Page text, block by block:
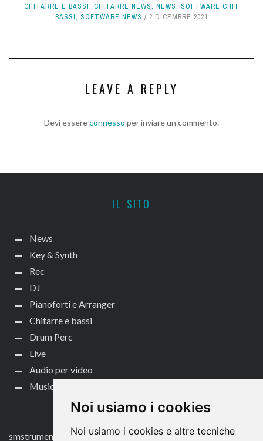
Noi usiamo i cookies
Noi usiamo i cookies e altre tecniche
CHITARRE E BASSI, CHITARRE NEWS, NEWS, SOFTWARE CHIT
BASSI, SOFTWARE NEWS 2 DICEMBRE 2021
LEAVE A REPLY
Devi essereconnesso per inviare un commento.
IL SITO
News
Key & Synth
Rec
DJ
Pianoforti e Arranger
Chitarre e bassi
Drum Perc
Live
Audio per video
Music Life
CONTATTACI
smstrumentimusicali.it